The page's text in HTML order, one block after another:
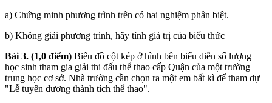
a) Chứng minh phương trình trên có hai nghiệm phân biệt.
b) Không giải phương trình, hãy tính giá trị của biếu thức
Bài 3. (1,0 điểm) Biểu đồ cột kép ở hình bên biểu diễn số lượng
học sinh tham gia giải thi đấu thể thao cấp Quận của một trường
trung học cơ sở. Nhà trường cần chọn ra một em bất kì để tham dự
"Lễ tuyên dương thành tích thể thao".